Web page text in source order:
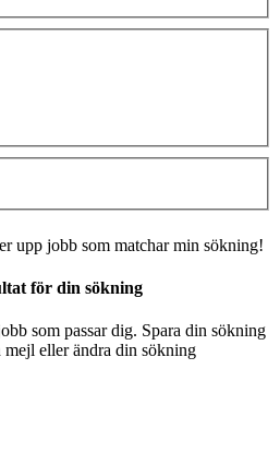
upp jobb som matchar min sökning!
för din sökning
som passar dig. Spara din sökning
eller ändra din sökning